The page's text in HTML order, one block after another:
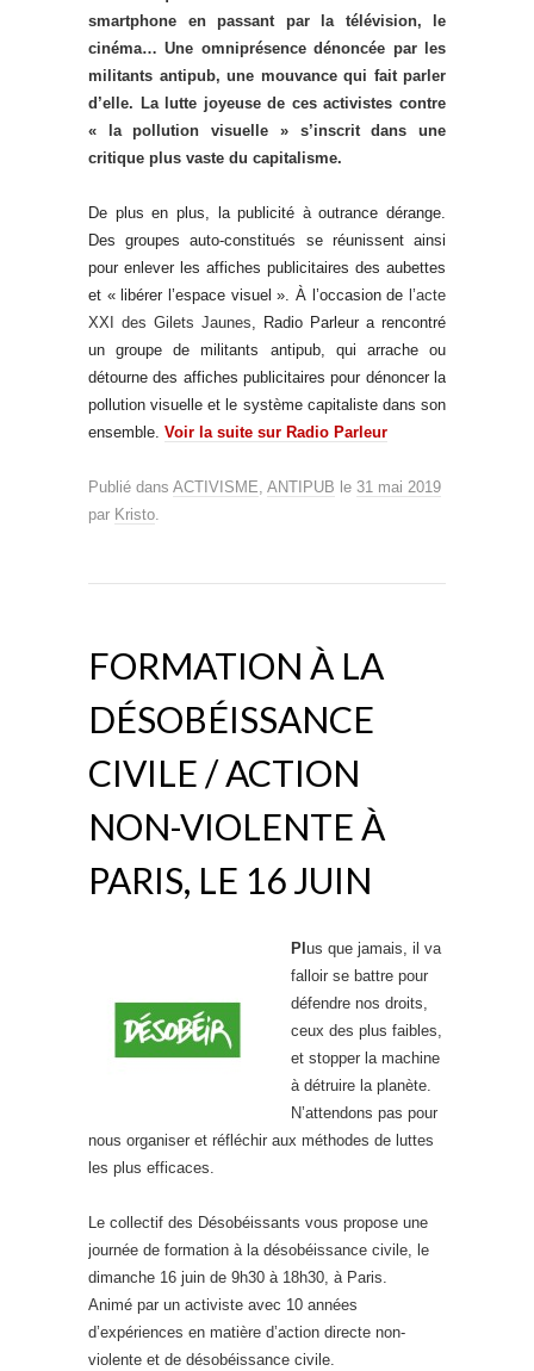
smartphone en passant par la télévision, le
cinéma… Une omniprésence dénoncée par les
militants antipub, une mouvance qui fait parler
d’elle. La lutte joyeuse de ces activistes contre
« la pollution visuelle » s’inscrit dans une
critique plus vaste du capitalisme.
De plus en plus, la publicité à outrance dérange.
Des groupes auto-constitués se réunissent ainsi
pour enlever les affiches publicitaires des aubettes
et « libérer l’espace visuel ». À l’occasion de l’acte
XXI des Gilets Jaunes, Radio Parleur a rencontré
un groupe de militants antipub, qui arrache ou
détourne des affiches publicitaires pour dénoncer la
pollution visuelle et le système capitaliste dans son
ensemble. Voir la suite sur Radio Parleur
Publié dans ACTIVISME, ANTIPUB le 31 mai 2019
par Kristo.
FORMATION À LA
DÉSOBÉISSANCE
CIVILE / ACTION
NON-VIOLENTE À
PARIS, LE 16 JUIN
Pl us que jamais, il va
falloir se battre pour
défendre nos droits,
ceux des plus faibles,
et stopper la machine
à détruire la planète.
N’attendons pas pour
nous organiser et réfléchir aux méthodes de luttes
les plus efficaces.
Le collectif des Désobéissants vous propose une
journée de formation à la désobéissance civile, le
dimanche 16 juin de 9h30 à 18h30, à Paris.
Animé par un activiste avec 10 années
d’expériences en matière d’action directe non-
violente et de désobéissance civile.